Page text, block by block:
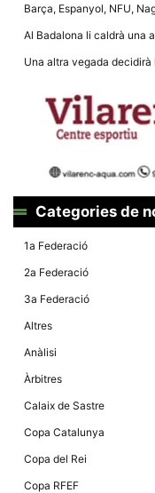
Barça, Espanyol, NFU,
Al Badalona li caldrà una
Una altra vegada
Categories de
1a Federació
2a Federació
3a Federació
Altres
Anàlisi
Àrbitres
Calaix de Sastre
Copa Catalunya
Copa del Rei
Copa RFEF